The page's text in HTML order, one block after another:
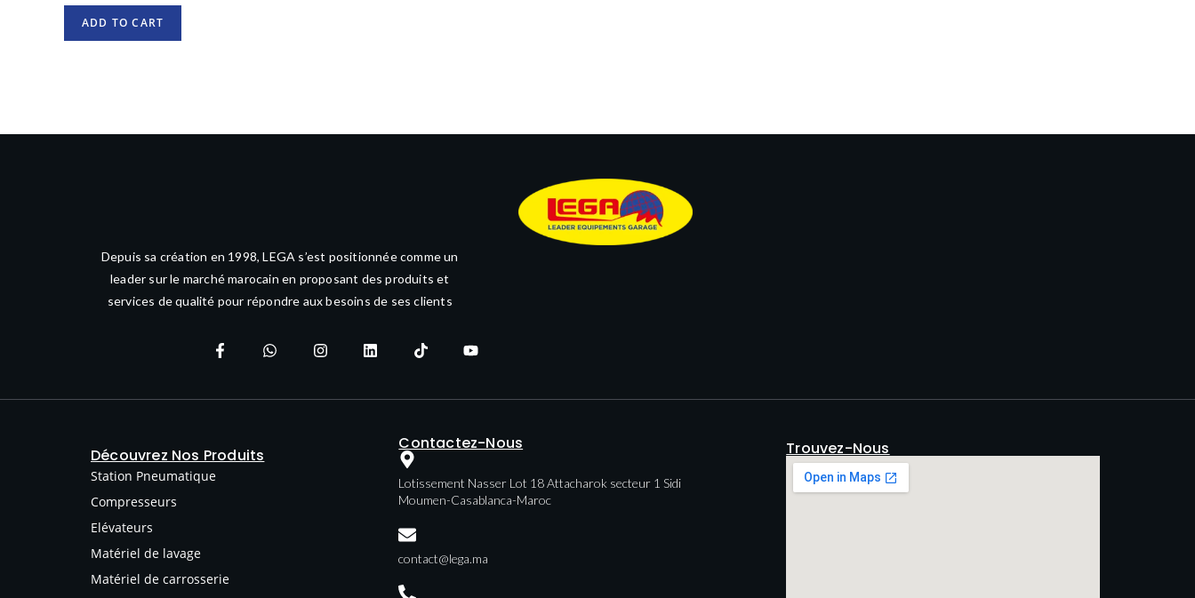
ADD TO CART
Depuis sa création en 1998, LEGA s’est positionnée comme un
leader sur le marché marocain en proposant des produits et
services de qualité pour répondre aux besoins de ses clients
Découvrez Nos Produits
Station Pneumatique
Compresseurs
Elévateurs
Matériel de lavage
Matériel de carrosserie
Contactez-Nous
Lotissement Nasser Lot 18 Attacharok secteur 1 Sidi
Moumen-Casablanca-Maroc
contact@lega.ma
Trouvez-Nous